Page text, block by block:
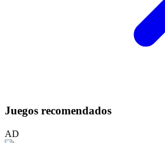
Juegos recomendados
AD